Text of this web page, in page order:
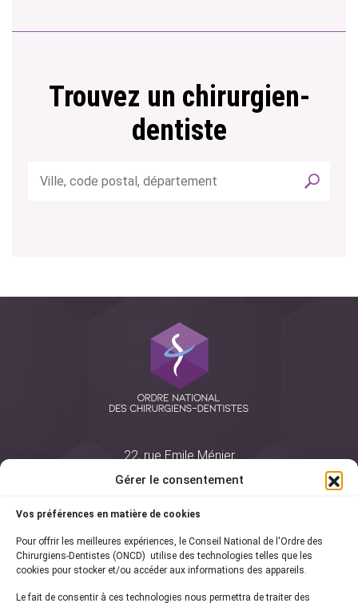
Gérer le consentement
Vos préférences en matière de cookies
Pour offrir les meilleures expériences, le Conseil National de l'Ordre des
Chirurgiens-Dentistes (ONCD) utilise des technologies telles que les
cookies pour stocker et/ou accéder aux informations des appareils.
Le fait de consentir à ces technologies nous permettra de traiter des
Trouvez un chirurgien-
dentiste
22, rue Emile Ménier
75761 Paris Cedex 16
01 44 34 78 80
courrier@oncd.org
Actualités